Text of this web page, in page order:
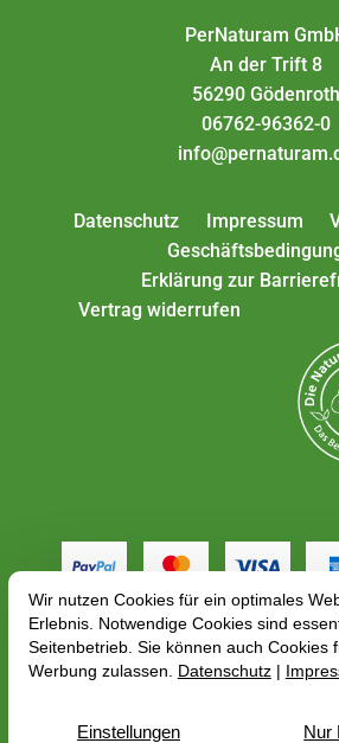
PerNaturam
An der Trift 8
56290 Gödenroth
06762-96362-0
Datenschutz Impressum
Erklärung zur
Vertrag widerrufen
Alle Preise gelten inkl. MwSt.
abhängig von der
Lieferlandes